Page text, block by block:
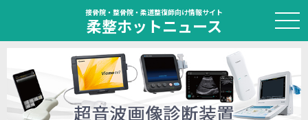
接骨院・整骨院・柔道整復師向け情報サイト
柔整ホットニュース
HOME